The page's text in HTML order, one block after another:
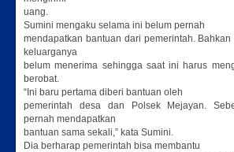
uang.
Sumini mengaku selama ini belum pernah
mendapatkan bantuan dari pemerintah. Bahkan
keluarganya
belum menerima sehingga saat ini harus
berobat.
“Ini baru pertama diberi bantuan oleh
pemerintah desa dan Polsek Mejayan.
pernah mendapatkan
bantuan sama sekali,” kata Sumini.
Dia berharap pemerintah bisa membantu